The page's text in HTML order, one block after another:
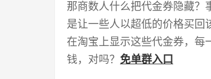
那商数人什么把代金券隐藏？
是让一些人以超低的价格买回
在淘宝上显示这些代金券，每
钱，对吗？ 免单群入口